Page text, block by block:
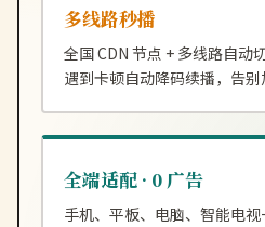
多线路秒播
全国 CDN 节点 + 多线路自动
遇到卡顿自动降码续播，告别
全端适配 · 0 广告
手机、平板、电脑、智能电